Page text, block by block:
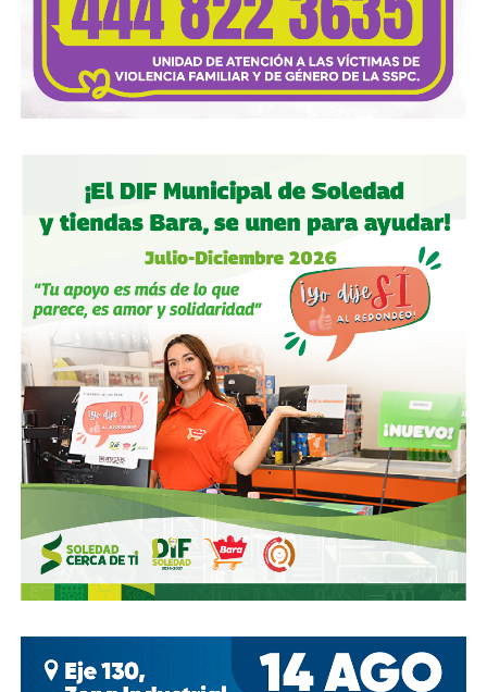
correctamente.
Autoridades:
hagan su trabajo, pero háganlo bien, y no
descuiden lo que hicieron antes por centrarse solo en
obras nuevas.
personas se sientan más seguras entrando a un parque
bajo su cuidado, para evitar accidentes en una calle, de una
ciudad que también es parte del estado.
Gobierno municipal:no se apresuren por hacer cosas
solo de cara a la contienda electoral, échenle ganas y
háganlas bien, respeten los tiempos, informen
oportunamente a los usuarios de las vialidades.
Ya aprovechando, revisen las señales de tránsito de la
zona, que necesitan mantenimiento, y luego dense una
vuelta por la ciudad:
hay banquetas que son
estacionamientos, hay ciclovías intransitables, hay
peatones en riesgoporque los conductores no siguen el
reglamento.
En pocas palabras,
bajemos todos la velocidad… en
También lee:Arrancó la carrera, todos la van perdiendo |